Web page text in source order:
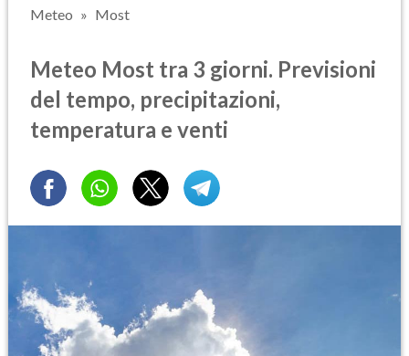
Meteo Most
Meteo Most tra 3 giorni. Previsioni
del tempo, precipitazioni,
temperatura e venti